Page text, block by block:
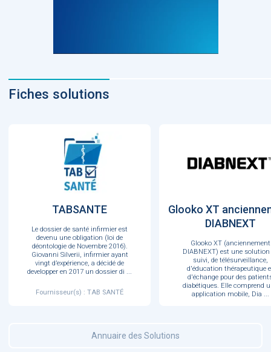
Fiches solutions
TABSANTE
Le dossier de santé infirmier est
devenu une obligation (loi de
déontologie de Novembre 2016).
Giovanni Silverii, infirmier ayant
vingt d’expérience, a décidé de
developper en 2017 un dossier di ...
Fournisseur(s) : TAB SANTÉ
Glooko XT
DIABNEXT
Glooko XT (anciennement
DIABNEXT) est une solution
suivi, de télésurveillance,
d'éducation thérapeutique
d'échange pour des
diabétiques. Elle comprend
application mobile, Dia ...
Annuaire des Solutions